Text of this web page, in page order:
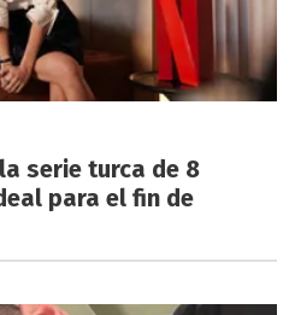
serie turca de 8
para el fin de